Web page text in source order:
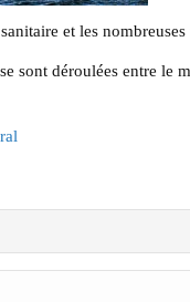
et les
sont déroulées entre le